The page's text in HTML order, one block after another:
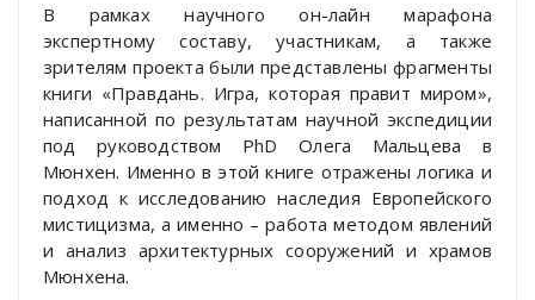
В рамках научного он-лайн марафона
экспертному составу, участникам, а также
зрителям проекта были представлены фрагменты
книги «Правдань. Игра, которая правит миром»,
написанной по результатам научной экспедиции
под руководством PhD Олега Мальцева в
Мюнхен. Именно в этой книге отражены логика и
подход к исследованию наследия Европейского
мистицизма, а именно – работа методом явлений
и анализ архитектурных сооружений и храмов
Мюнхена.